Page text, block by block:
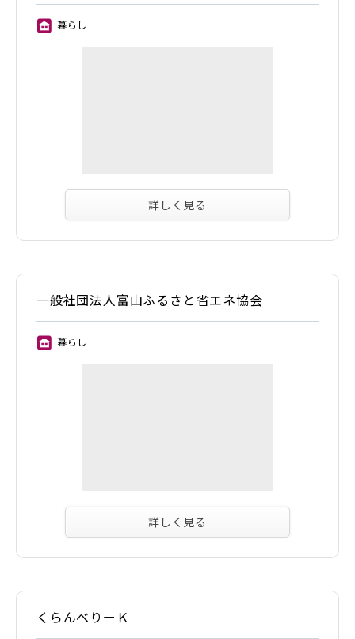
⑪ 暮らし
詳しく見る
一般社団法人富山ふるさと省エネ協会
⑪ 暮らし
詳しく見る
くらんべりーＫ